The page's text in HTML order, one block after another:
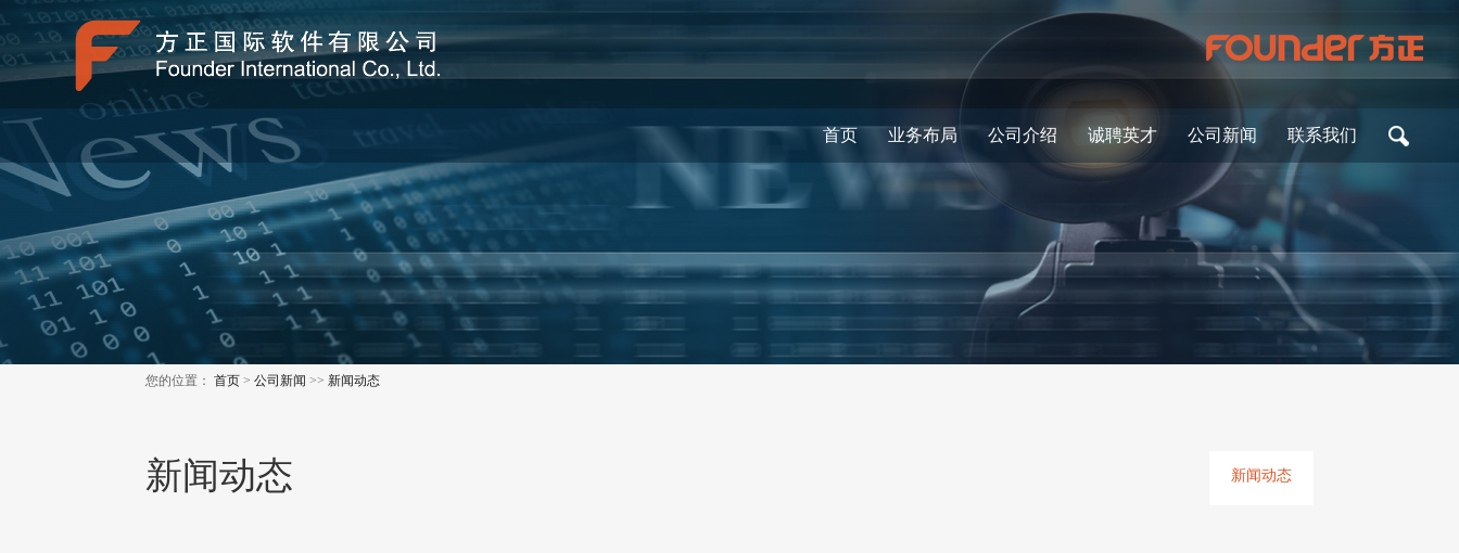
首页 业务布局 公司介绍 诚聘英才 公司新闻 联系我们
您的位置：首页 >公司新闻 >>新闻动态
新闻动态 新闻动态